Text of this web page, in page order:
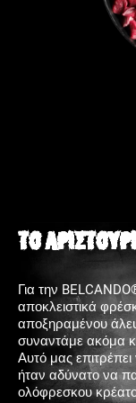
ΤΟ
Για την
αποκλειστικά
αποξηραμένου
συναντάμε ακόμα
Αυτό μας
ήταν αδύνατο να
ολόφρεσκου